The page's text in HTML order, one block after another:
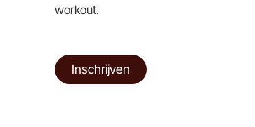
workout.
Inschrijven